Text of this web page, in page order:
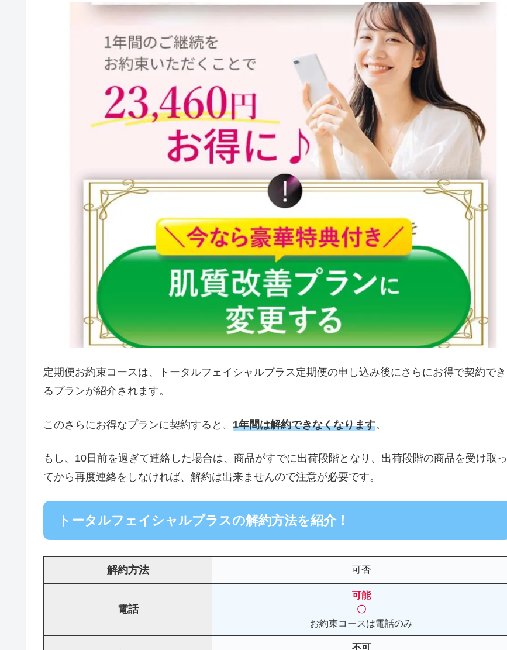
定期便お約束コースは、トータルフェイシャルプラス定期便の申し込み後にさらにお得で契約でき
るプランが紹介されます。
このさらにお得なプランに契約すると、 1年間は解約できなくなります。
もし、10日前を過ぎて連絡した場合は、商品がすでに出荷段階となり、出荷段階の商品を受け取っ
てから再度連絡をしなければ、解約は出来ませんので注意が必要です。
トータルフェイシャルプラスの解約方法を紹介！
解約方法 可否
電話
可能
〇
お約束コースは電話のみ
不可